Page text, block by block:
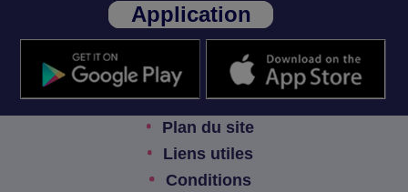
Application
Plan du site
Liens utiles
Conditions